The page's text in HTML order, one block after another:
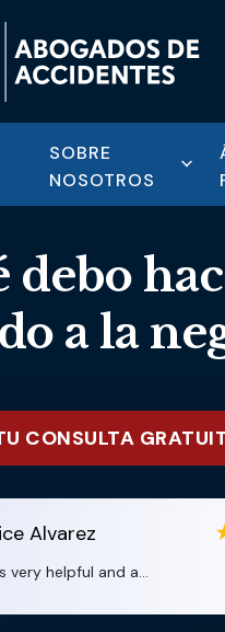
SOBRE
NOSOTROS
debo
a la
CONSULTA
Alvarez
very helpful and a...